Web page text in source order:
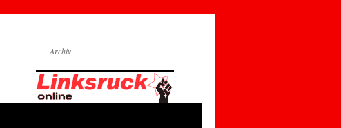
Archiv